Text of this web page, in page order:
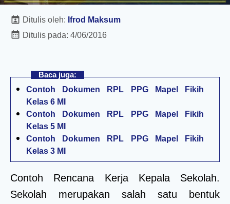
Ditulis oleh: Ifrod Maksum
Ditulis pada: 4/06/2016
Baca juga:
Contoh Dokumen RPL PPG Mapel Fikih
Kelas 6 MI
Contoh Dokumen RPL PPG Mapel Fikih
Kelas 5 MI
Contoh Dokumen RPL PPG Mapel Fikih
Kelas 3 MI
Contoh Rencana Kerja Kepala Sekolah.
Sekolah merupakan salah satu bentuk